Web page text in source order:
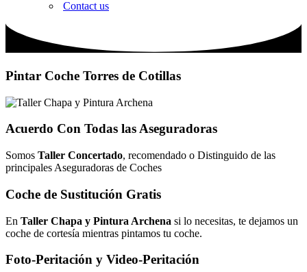
Contact us
Pintar Coche Torres de Cotillas
Acuerdo Con Todas las Aseguradoras
Somos Taller Concertado, recomendado o Distinguido de las
principales Aseguradoras de Coches
Coche de Sustitución Gratis
En Taller Chapa y Pintura Archena si lo necesitas, te dejamos un
coche de cortesía mientras pintamos tu coche.
Foto-Peritación y Video-Peritación